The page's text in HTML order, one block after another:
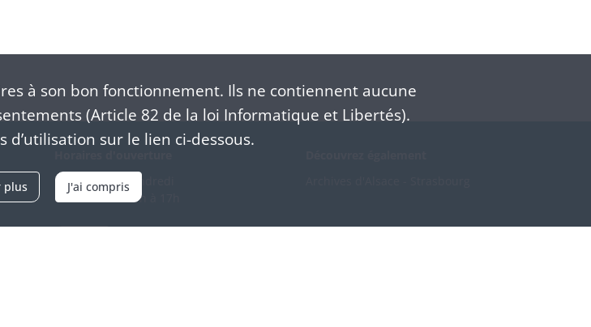
Du mardi au vendredi
en continu de 9h à 17h
à son bon fonctionnement. Ils ne contiennent aucune
(Article 82 de la loi Informatique et Libertés).
sur le lien ci-dessous.
plus J'ai compris